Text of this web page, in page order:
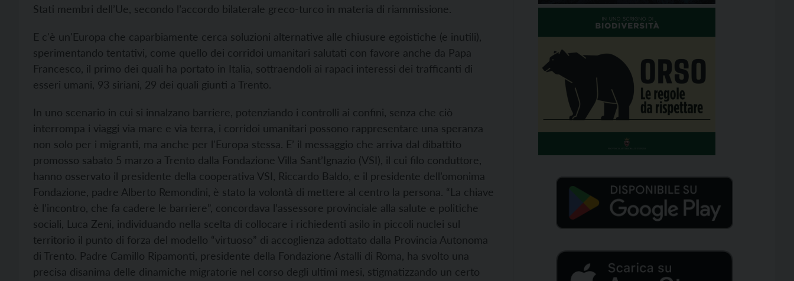
Stati membri dell’Ue, secondo l’accordo bilaterale greco-turco in materia di riammissione.
E c'è un'Europa che caparbiamente cerca soluzioni alternative alle chiusure egoistiche (e inutili),
sperimentando tentativi, come quello dei corridoi umanitari salutati con favore anche da Papa
Francesco, il primo dei quali ha portato in Italia, sottraendoli ai rapaci interessi dei trafficanti di
esseri umani, 93 siriani, 29 dei quali giunti a Trento.
In uno scenario in cui si innalzano barriere, potenziando i controlli ai confini, senza che ciò
interrompa i viaggi via mare e via terra, i corridoi umanitari possono rappresentare una speranza
non solo per i migranti, ma anche per l'Europa stessa. E’ il messaggio che arriva dal dibattito
promosso sabato 5 marzo a Trento dalla Fondazione Villa Sant’Ignazio (VSI), il cui filo conduttore,
hanno osservato il presidente della cooperativa VSI, Riccardo Baldo, e il presidente dell’omonima
Fondazione, padre Alberto Remondini, è stato la volontà di mettere al centro la persona. “La chiave
è l’incontro, che fa cadere le barriere”, concordava l’assessore provinciale alla salute e politiche
sociali, Luca Zeni, individuando nella scelta di collocare i richiedenti asilo in piccoli nuclei sul
territorio il punto di forza del modello “virtuoso” di accoglienza adottato dalla Provincia Autonoma
di Trento. Padre Camillo Ripamonti, presidente della Fondazione Astalli di Roma, ha svolto una
precisa disanima delle dinamiche migratorie nel corso degli ultimi mesi, stigmatizzando un certo